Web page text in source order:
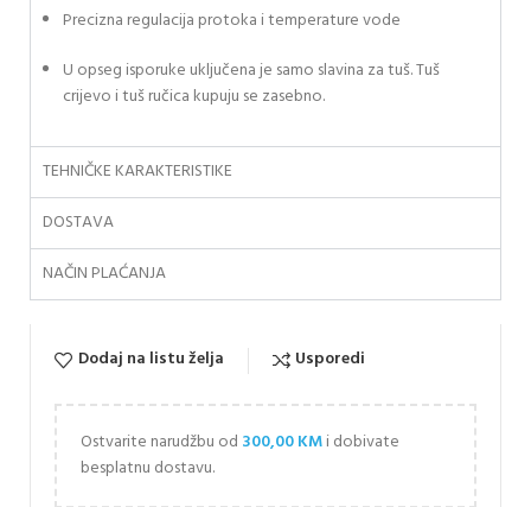
Precizna regulacija protoka i temperature vode
U opseg isporuke uključena je samo slavina za tuš. Tuš
crijevo i tuš ručica kupuju se zasebno.
TEHNIČKE KARAKTERISTIKE
DOSTAVA
NAČIN PLAĆANJA
Dodaj na listu želja Usporedi
Ostvarite narudžbu od 300,00KMi dobivate
besplatnu dostavu.